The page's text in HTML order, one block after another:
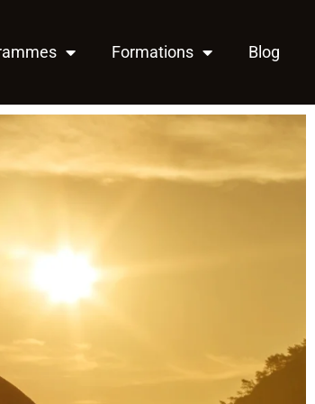
Formations Blog